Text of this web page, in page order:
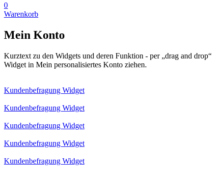
0
Warenkorb
Mein Konto
Kurztext zu den Widgets und deren Funktion - per „drag and drop“
Widget in Mein personalisiertes Konto ziehen.
Kundenbefragung Widget
Kundenbefragung Widget
Kundenbefragung Widget
Kundenbefragung Widget
Kundenbefragung Widget